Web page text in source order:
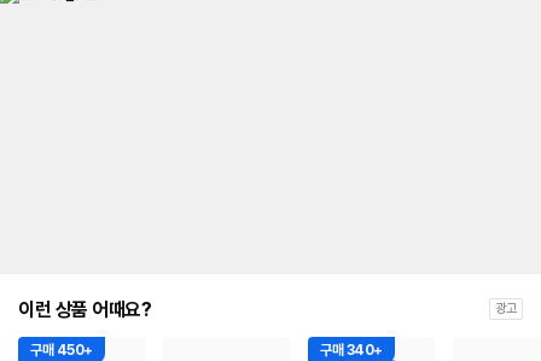
이런 상품 어때요? 광고
구매 450+ 구매 340+